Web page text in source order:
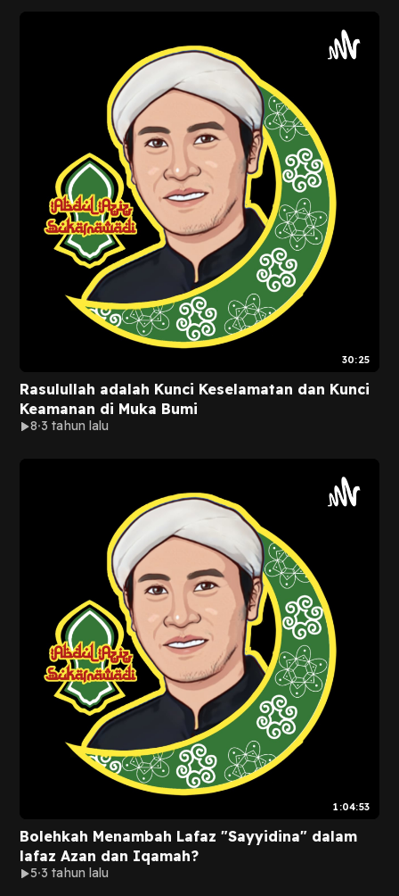
30:25
Rasulullah adalah Kunci Keselamatan dan Kunci
Keamanan di Muka Bumi
8 3 tahun lalu
1:04:53
Bolehkah Menambah Lafaz "Sayyidina" dalam
lafaz Azan dan Iqamah?
5 3 tahun lalu